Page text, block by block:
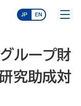
JP EN
ループ財
究助成対